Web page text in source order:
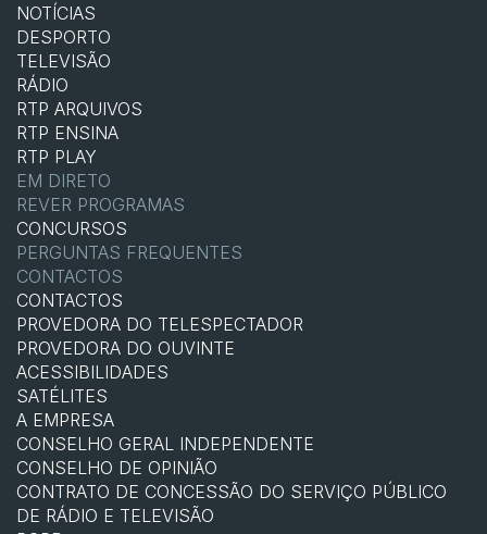
NOTÍCIAS
DESPORTO
TELEVISÃO
RÁDIO
RTP ARQUIVOS
RTP ENSINA
RTP PLAY
EM DIRETO
REVER PROGRAMAS
CONCURSOS
PERGUNTAS FREQUENTES
CONTACTOS
CONTACTOS
PROVEDORA DO TELESPECTADOR
PROVEDORA DO OUVINTE
ACESSIBILIDADES
SATÉLITES
A EMPRESA
CONSELHO GERAL INDEPENDENTE
CONSELHO DE OPINIÃO
CONTRATO DE CONCESSÃO DO SERVIÇO PÚBLICO
DE RÁDIO E TELEVISÃO